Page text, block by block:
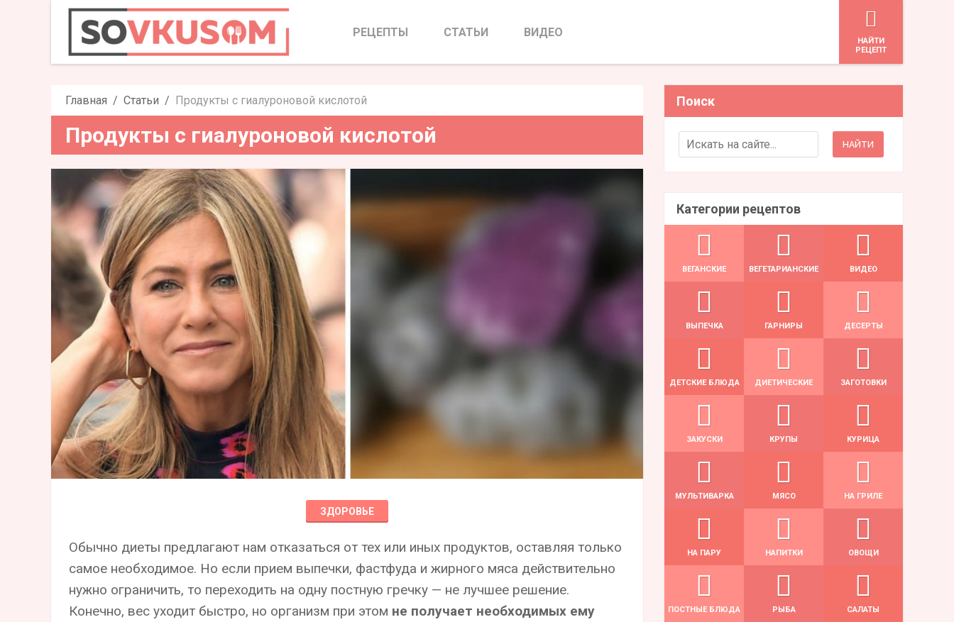
Продукты с гиалуроновой кислотой
РЕЦЕПТЫ СТАТЬИ ВИДЕО
HАЙТИ
РЕЦЕПТ
Главная Статьи Продукты с гиалуроновой кислотой
Продукты с гиалуроновой кислотой
ЗДОРОВЬЕ
Обычно диеты предлагают нам отказаться от тех или иных продуктов, оставляя только
самое необходимое. Но если прием выпечки, фастфуда и жирного мяса действительно
нужно ограничить, то переходить на одну постную гречку — не лучшее решение.
Конечно, вес уходит быстро, но организм при этом не получает необходимых ему
Поиск
Search for:
Категории рецептов
ВЕГАНСКИЕ ВЕГЕТАРИАНСКИЕ ВИДЕО
ВЫПЕЧКА ГАРНИРЫ ДЕСЕРТЫ
ДЕТСКИЕ БЛЮДА ДИЕТИЧЕСКИЕ ЗАГОТОВКИ
ЗАКУСКИ КРУПЫ КУРИЦА
МУЛЬТИВАРКА МЯСО НА ГРИЛЕ
НА ПАРУ НАПИТКИ ОВОЩИ
ПОСТНЫЕ БЛЮДА РЫБА САЛАТЫ